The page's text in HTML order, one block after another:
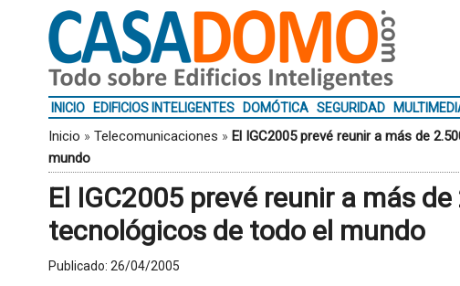
INICIO EDIFICIOS INTELIGENTES DOMÓTICA SEGURIDAD
Inicio » Telecomunicaciones » El IGC2005 prevé reunir a más de
mundo
El IGC2005 prevé reunir a más
tecnológicos de todo el mundo
Publicado: 26/04/2005